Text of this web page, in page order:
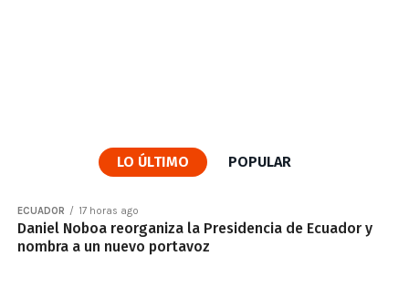
LO ÚLTIMO POPULAR
ECUADOR 17 horas ago
Daniel Noboa reorganiza la Presidencia de Ecuador y
nombra a un nuevo portavoz